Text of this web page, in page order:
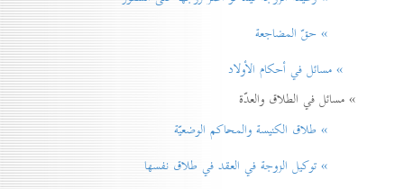
» حقّ المضاجعة
» مسائل في أحكام الأولاد
» مسائل في الطلاق والعدّة
» طلاق الكنيسة والمحاكم الوضعيّة
» توكيل الزوجة في العقد في طلاق نفسها